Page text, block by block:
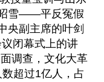
雪——平反冤假
央副主席的叶剑
闭幕式上的讲
调查，文化大革
超过1亿人，占